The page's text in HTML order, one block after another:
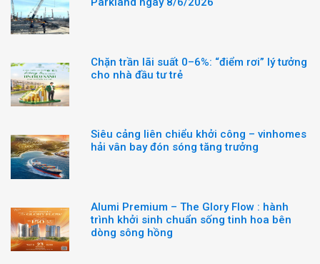
Chặn trần lãi suất 0–6%: “điểm rơi” lý tưởng
cho nhà đầu tư trẻ
Siêu cảng liên chiểu khởi công – vinhomes
hải vân bay đón sóng tăng trưởng
Alumi Premium – The Glory Flow : hành
trình khởi sinh chuẩn sống tinh hoa bên
dòng sông hồng